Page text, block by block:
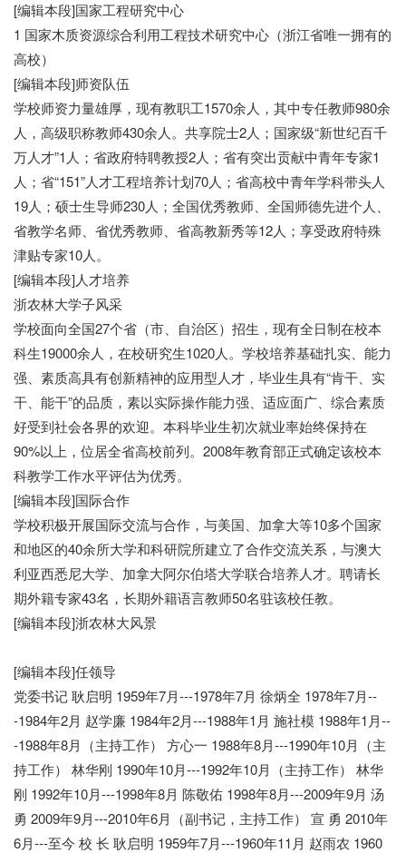
[编辑本段]国家工程研究中心
1 国家木质资源综合利用工程技术研究中心（浙江省唯一拥有的
高校）
[编辑本段]师资队伍
学校师资力量雄厚，现有教职工1570余人，其中专任教师980余
人，高级职称教师430余人。共享院士2人；国家级“新世纪百千
万人才”1人；省政府特聘教授2人；省有突出贡献中青年专家1
人；省“151”人才工程培养计划70人；省高校中青年学科带头人
19人；硕士生导师230人；全国优秀教师、全国师德先进个人、
省教学名师、省优秀教师、省高教新秀等12人；享受政府特殊
津贴专家10人。
[编辑本段]人才培养
浙农林大学子风采
学校面向全国27个省（市、自治区）招生，现有全日制在校本
科生19000余人，在校研究生1020人。学校培养基础扎实、能力
强、素质高具有创新精神的应用型人才，毕业生具有“肯干、实
干、能干”的品质，素以实际操作能力强、适应面广、综合素质
好受到社会各界的欢迎。本科毕业生初次就业率始终保持在
90%以上，位居全省高校前列。2008年教育部正式确定该校本
科教学工作水平评估为优秀。
[编辑本段]国际合作
学校积极开展国际交流与合作，与美国、加拿大等10多个国家
和地区的40余所大学和科研院所建立了合作交流关系，与澳大
利亚西悉尼大学、加拿大阿尔伯塔大学联合培养人才。聘请长
期外籍专家43名，长期外籍语言教师50名驻该校任教。
[编辑本段]浙农林大风景
[编辑本段]任领导
党委书记 耿启明 1959年7月---1978年7月 徐炳全 1978年7月--
-1984年2月 赵学廉 1984年2月---1988年1月 施社模 1988年1月--
-1988年8月（主持工作） 方心一 1988年8月---1990年10月（主
持工作） 林华刚 1990年10月---1992年10月（主持工作） 林华
刚 1992年10月---1998年8月 陈敬佑 1998年8月---2009年9月 汤
勇 2009年9月---2010年6月（副书记，主持工作） 宣 勇 2010年
6月---至今 校 长 耿启明 1959年7月---1960年11月 赵雨农 1960